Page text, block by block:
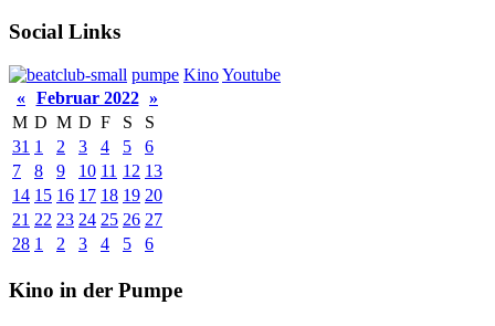
Social Links
pumpe KinoYoutube
« Februar 2022 »
M D M D F S
S
31 1 2 3 4 5
6
7
8 9 10 11 12 13
14 15 16 17 18 19 20
21 22 23 24 25 26 27
28 1 2 3 4 5 6
Kino in der Pumpe